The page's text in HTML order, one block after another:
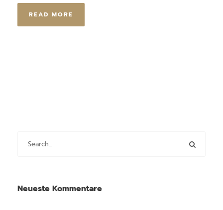
READ MORE
Neueste Kommentare